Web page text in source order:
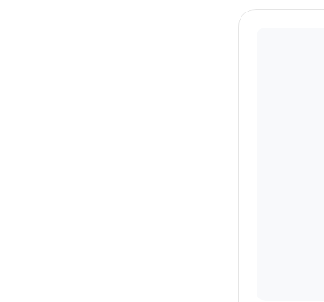
Commentaires